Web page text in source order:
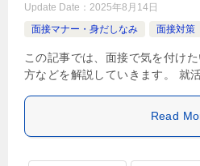
Update Date： 2025年8月14日
面接マナー・身だしなみ
面接対策
この記事では、面接で気を付け
方などを解説していきます。 就
Read